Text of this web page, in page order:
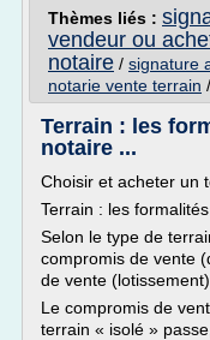
Thèmes liés :
vendeur ou
notaire / signature
notarie vente terrain /
Terrain : les
notaire ...
Choisir et acheter un
Terrain : les
Selon le type de
compromis de vente
de vente (lotissement).
Le compromis de
terrain « isolé »